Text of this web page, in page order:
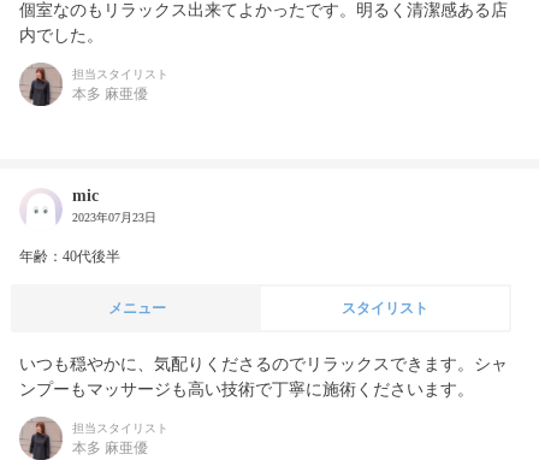
個室なのもリラックス出来てよかったです。明るく清潔感ある店
内でした。
担当スタイリスト
本多 麻亜優
mic
2023年07月23日
年齢：40代後半
メニュー スタイリスト
いつも穏やかに、気配りくださるのでリラックスできます。シャ
ンプーもマッサージも高い技術で丁寧に施術くださいます。
担当スタイリスト
本多 麻亜優